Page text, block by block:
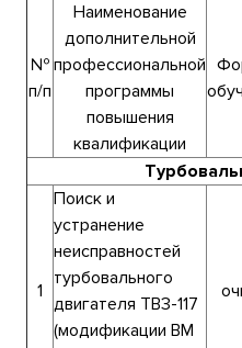
№
п/п
Наименование
дополнительной
профессиональной
программы
повышения
квалификации
1
Поиск и
устранение
неисправностей
турбовального
двигателя ТВ3-117
(модификации ВМ